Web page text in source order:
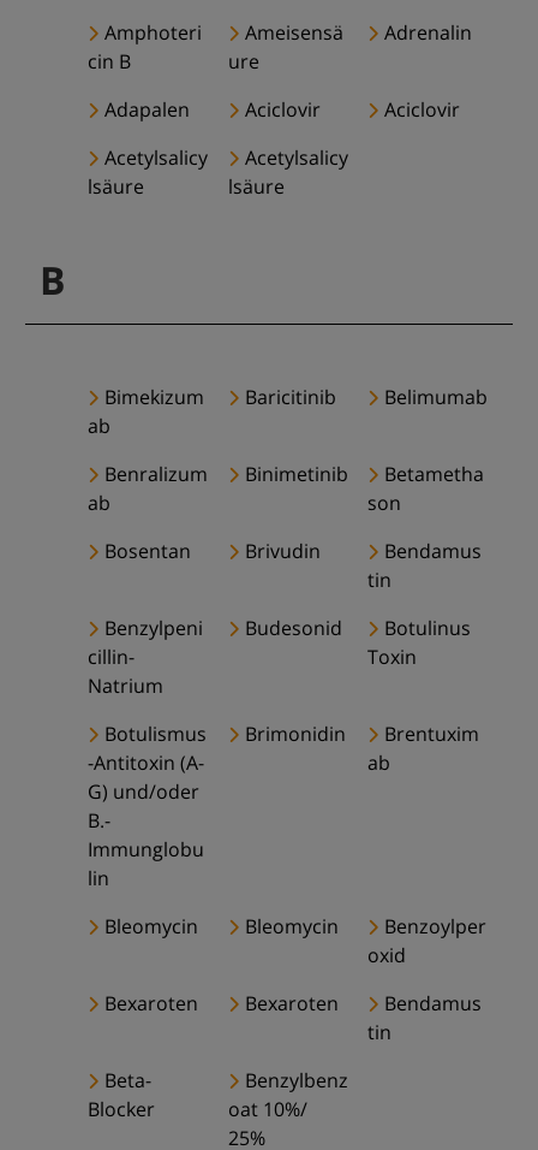
Amphoteri
cin B
Ameisensä
ure
Adrenalin
Adapalen Aciclovir
Aciclovir
Acetylsalicy
lsäure
Acetylsalicy
lsäure
B
Bimekizum
ab
Baricitinib Belimumab
Benralizum
ab
Binimetinib
Betametha
son
Bosentan
Brivudin
Bendamus
tin
Benzylpeni
cillin-
Natrium
Budesonid
Botulinus
Toxin
Botulismus
-Antitoxin (A-
G) und/oder
B.-
Immunglobu
lin
Brimonidin
Brentuxim
ab
Bleomycin Bleomycin
Benzoylper
oxid
Bexaroten
Bexaroten
Bendamus
tin
Beta-
Blocker
Benzylbenz
oat 10%/
25%